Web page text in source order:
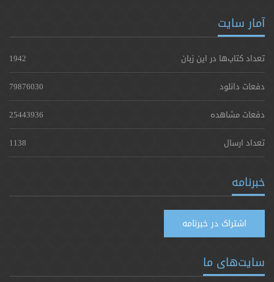
آمار سایت
تعداد کتاب‌ها در این زبان
1942
دفعات دانلود
79876030
دفعات مشاهده
25443936
تعداد ارسال
1138
خبرنامه
اشتراک در خبرنامه
سایت‌های ما